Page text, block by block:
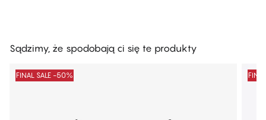
Sądzimy, że spodobają ci się te produkty
FINAL SALE -50%